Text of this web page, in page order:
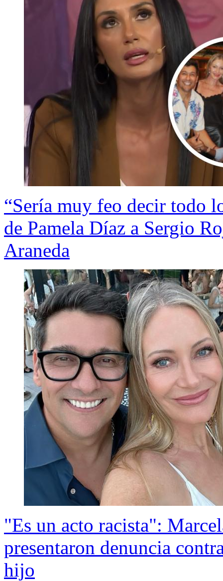
“Sería muy feo decir todo
de Pamela Díaz a Sergio
Araneda
"Es un acto racista":
presentaron denuncia
hijo